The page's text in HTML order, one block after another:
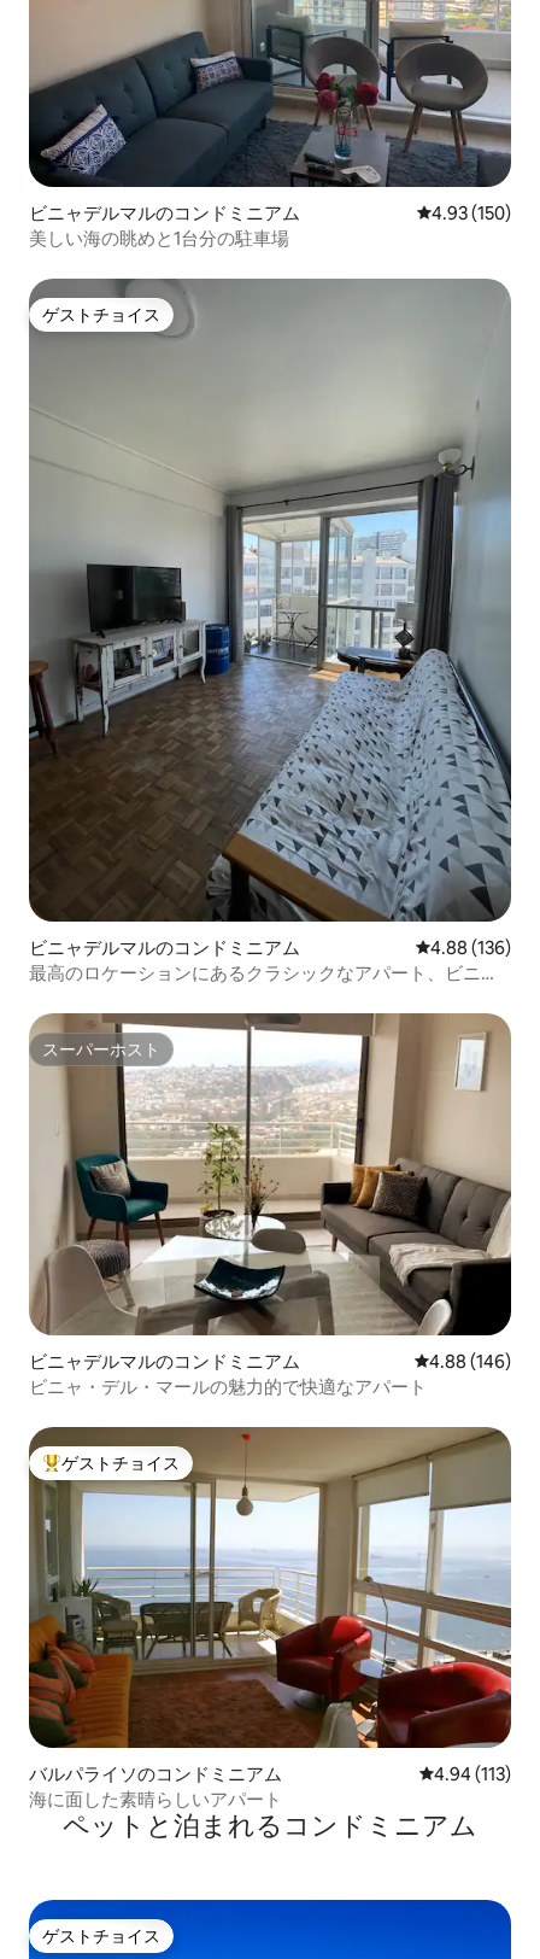
ビニャデルマルのコンドミニアム レビュー150
4.93 (150)
美しい海の眺めと1台分の駐車場
ゲストチョイス
ゲストチョイス
ビニャデルマルのコンドミニアム レビュー136
4.88 (136)
最高のロケーションにあるクラシックなアパート、ビニ
スーパーホスト
スーパーホスト
ビニャデルマルのコンドミニアム レビュー146
4.88 (146)
ビニャ・デル・マールの魅力的で快適なアパート
大好評のゲストチョイスです。
ゲストチョイス
バルパライソのコンドミニアム レビュー113
4.94 (113)
海に面した素晴らしいアパート
ペットと泊まれるコンドミニアム
ゲストチョイス
ゲストチョイス